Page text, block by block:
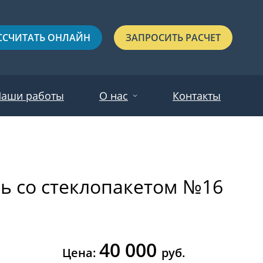
ОНЛАЙН ЗАПРОСИТЬ РАСЧЕТ
С выдавленным рисунком
работы О нас Контакты
со стеклопакетом №16
Цена: 40 000 руб.